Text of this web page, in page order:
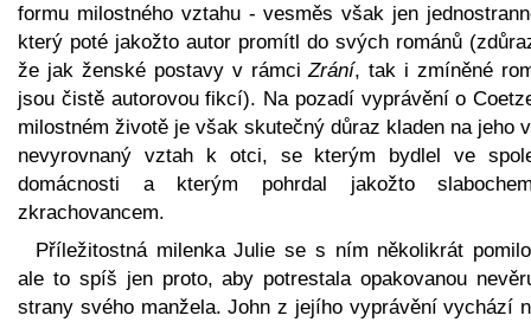
formu milostného vztahu - vesměs však jen
který poté jakožto autor promítl do svých románů
že jak ženské postavy v rámciZrání, tak i zmíněné
jsou čistě autorovou fikcí). Na pozadí vyprávění o
milostném životě je však skutečný důraz kladen na jeho
nevyrovnaný vztah k otci, se kterým bydlel ve
domácnosti a kterým pohrdal jakožto
zkrachovancem.
Příležitostná milenka Julie se s ním několikrát
ale to spíš jen proto, aby potrestala opakovanou
strany svého manžela. John z jejího vyprávění vychází